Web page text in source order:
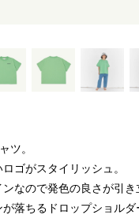
ツ。
ゴがスタイリッシュ。
なので発色の良さが引き
落ちるドロップショルダ